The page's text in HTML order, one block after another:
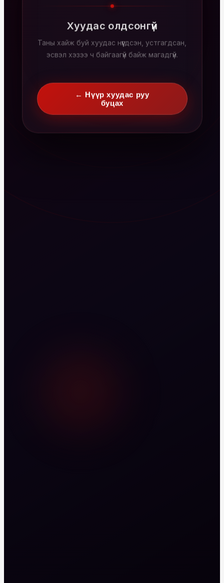
Хуудас олдсонгүй
Таны хайж буй хуудас нүүгдсэн, устгагдсан,
эсвэл хэзээ ч байгаагүй байж магадгүй.
← Нүүр хуудас руу
буцах